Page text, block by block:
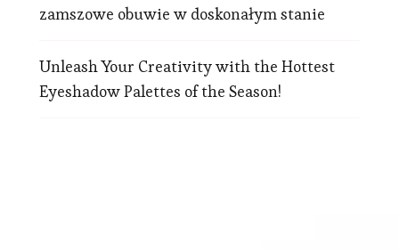
zamszowe obuwie w doskonałym stanie
Unleash Your Creativity with the Hottest
Eyeshadow Palettes of the Season!